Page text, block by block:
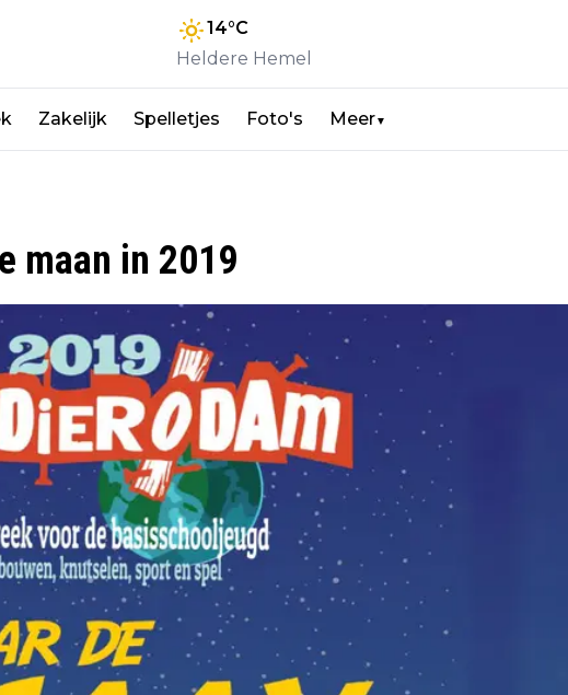
14°C
Heldere Hemel
Zakelijk Spelletjes Foto's Meer▼
maan in 2019